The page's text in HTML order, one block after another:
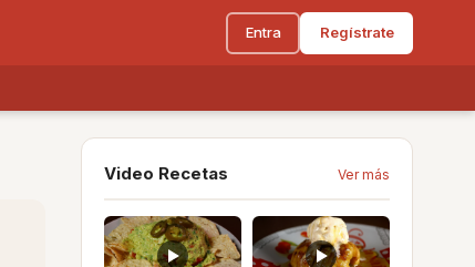
Entra Regístrate
Video Recetas Ver más